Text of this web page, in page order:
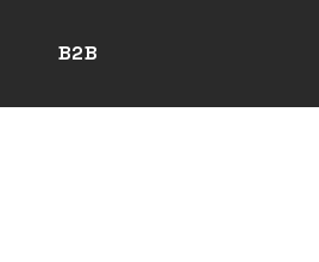
B2B